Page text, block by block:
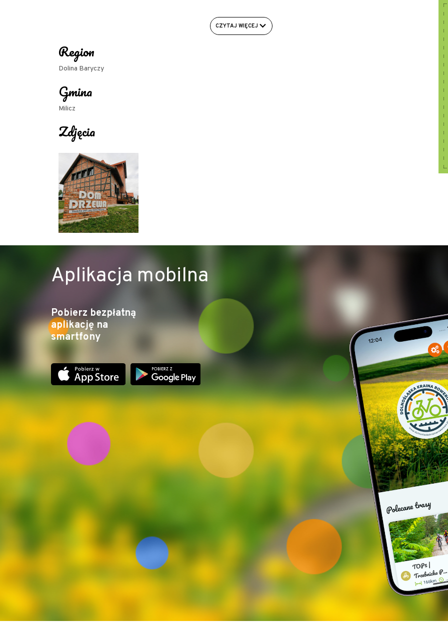
zapraszamy do zgłaszania się do Nadleśnictwa Milicz lub bezpośrednio do Ośrodka Edukacji
186 324
CZYTAJ WIĘCEJ
Region
Dolina Baryczy
Gmina
Milicz
Zdjęcia
Aplikacja mobilna
Pobierz bezpłatną
aplikację na
smartfony